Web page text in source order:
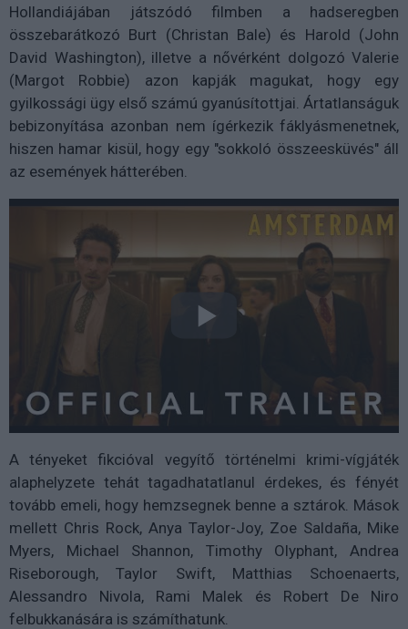
Hollandiájában játszódó filmben a hadseregben
összebarátkozó Burt (Christan Bale) és Harold (John
David Washington), illetve a nővérként dolgozó Valerie
(Margot Robbie) azon kapják magukat, hogy egy
gyilkossági ügy első számú gyanúsítottjai. Ártatlanságuk
bebizonyítása azonban nem ígérkezik fáklyásmenetnek,
hiszen hamar kisül, hogy egy "sokkoló összeesküvés" áll
az események hátterében.
A tényeket fikcióval vegyítő történelmi krimi-vígjáték
alaphelyzete tehát tagadhatatlanul érdekes, és fényét
tovább emeli, hogy hemzsegnek benne a sztárok. Mások
mellett Chris Rock, Anya Taylor-Joy, Zoe Saldaña, Mike
Myers, Michael Shannon, Timothy Olyphant, Andrea
Riseborough, Taylor Swift, Matthias Schoenaerts,
Alessandro Nivola, Rami Malek és Robert De Niro
felbukkanására is számíthatunk.